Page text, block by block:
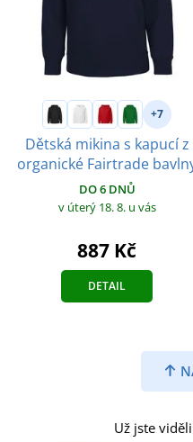
+7
Dětská mikina s kapucí z
organické Fairtrade
DO 6 DNŮ
v úterý 18. 8. u vás
887 Kč
DETAIL
Už jste